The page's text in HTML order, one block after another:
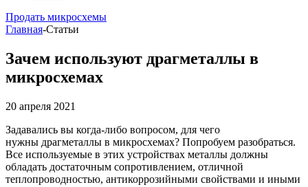
Продать микросхемы
Главная-Статьи
Зачем используют драгметаллы в
микросхемах
20 апреля 2021
Задавались вы когда-либо вопросом, для чего
нужны драгметаллы в микросхемах? Попробуем разобраться.
Все используемые в этих устройствах металлы должны
обладать достаточным сопротивлением, отличной
теплопроводностью, антикоррозийными свойствами и иными